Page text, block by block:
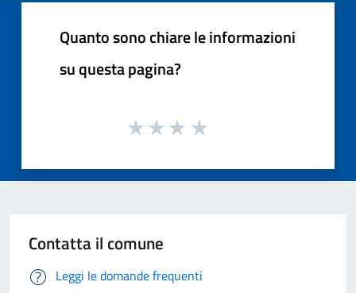
Quanto sono chiare le informazioni
su questa pagina?
Contatta il comune
Leggi le domande frequenti